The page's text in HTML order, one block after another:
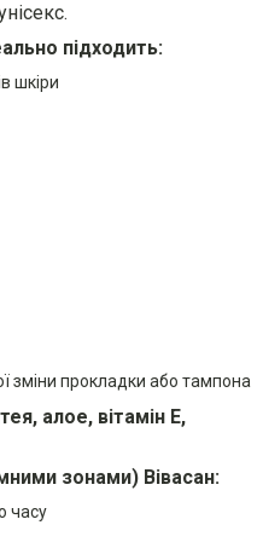
підходить:
шкіри
зміни прокладки або тампона
алое, вітамін Е,
зонами) Вівасан:
часу